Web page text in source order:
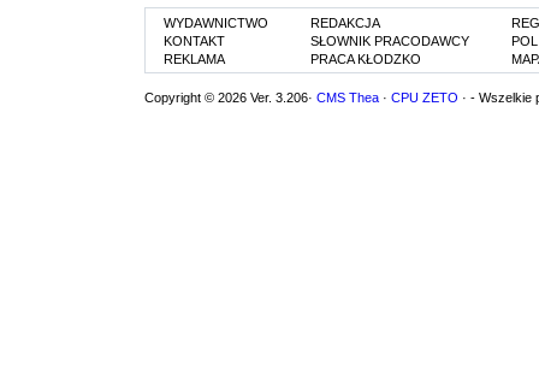
WYDAWNICTWO
KONTAKT
REKLAMA
REDAKCJA
SŁOWNIK PRACODAWCY
PRACA KŁODZKO
Copyright © 2026 Ver. 3.206· CMS Thea · CPU ZETO · - Wszelkie